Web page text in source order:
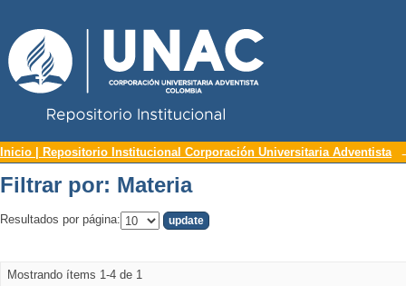
Filtrar por: Materia
Inicio | Repositorio Institucional Corporación Universitaria Adventista
Filtrar por: Materia
Resultados por página:
Mostrando ítems 1-4 de 1